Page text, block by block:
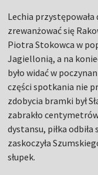
Lechia
zrewanżować się
Piotra Stokowca w
Jagiellonią, a na
było widać w
części spotkania nie
zdobycia bramki był
zabrakło
dystansu, piłka
zaskoczyła
słupek.